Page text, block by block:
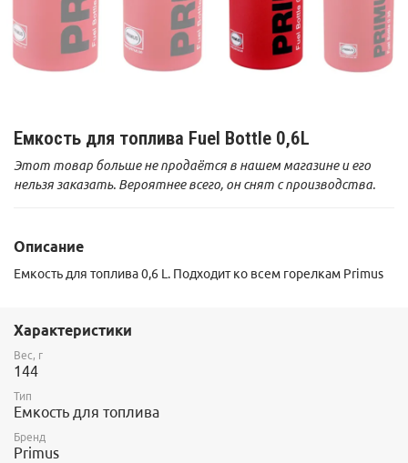
Емкость для топлива Fuel Bottle 0,6L
Этот товар больше не продаётся в нашем магазине и его
нельзя заказать. Вероятнее всего, он снят с производства.
Описание
Емкость для топлива 0,6 L. Подходит ко всем горелкам Primus
Характеристики
Вес, г
144
Тип
Емкость для топлива
Бренд
Primus